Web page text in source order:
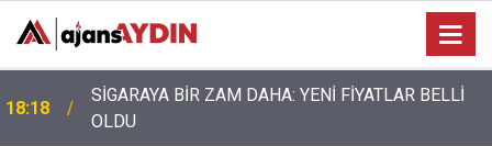
17:17
Nazilli’de motosiklet kazası: 28 yaşındaki sürücü
hayatını kaybetti